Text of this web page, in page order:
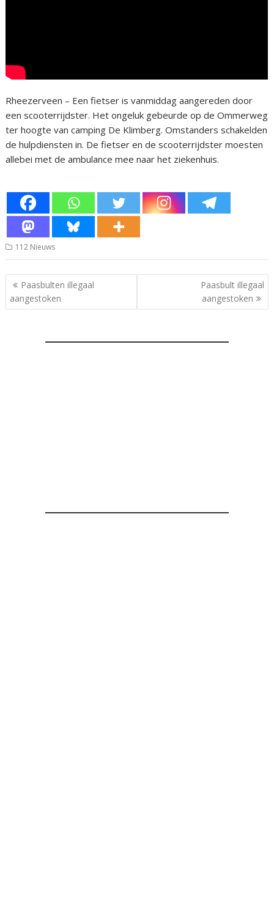
Rheezerveen – Een fietser is vanmiddag aangereden door
een scooterrijdster. Het ongeluk gebeurde op de Ommerweg
ter hoogte van camping De Klimberg. Omstanders schakelden
de hulpdiensten in. De fietser en de scooterrijdster moesten
allebei met de ambulance mee naar het ziekenhuis.
112 Nieuws
Bericht
navigatie
Paasbulten illegaal
aangestoken
Paasbult illegaal
aangestoken